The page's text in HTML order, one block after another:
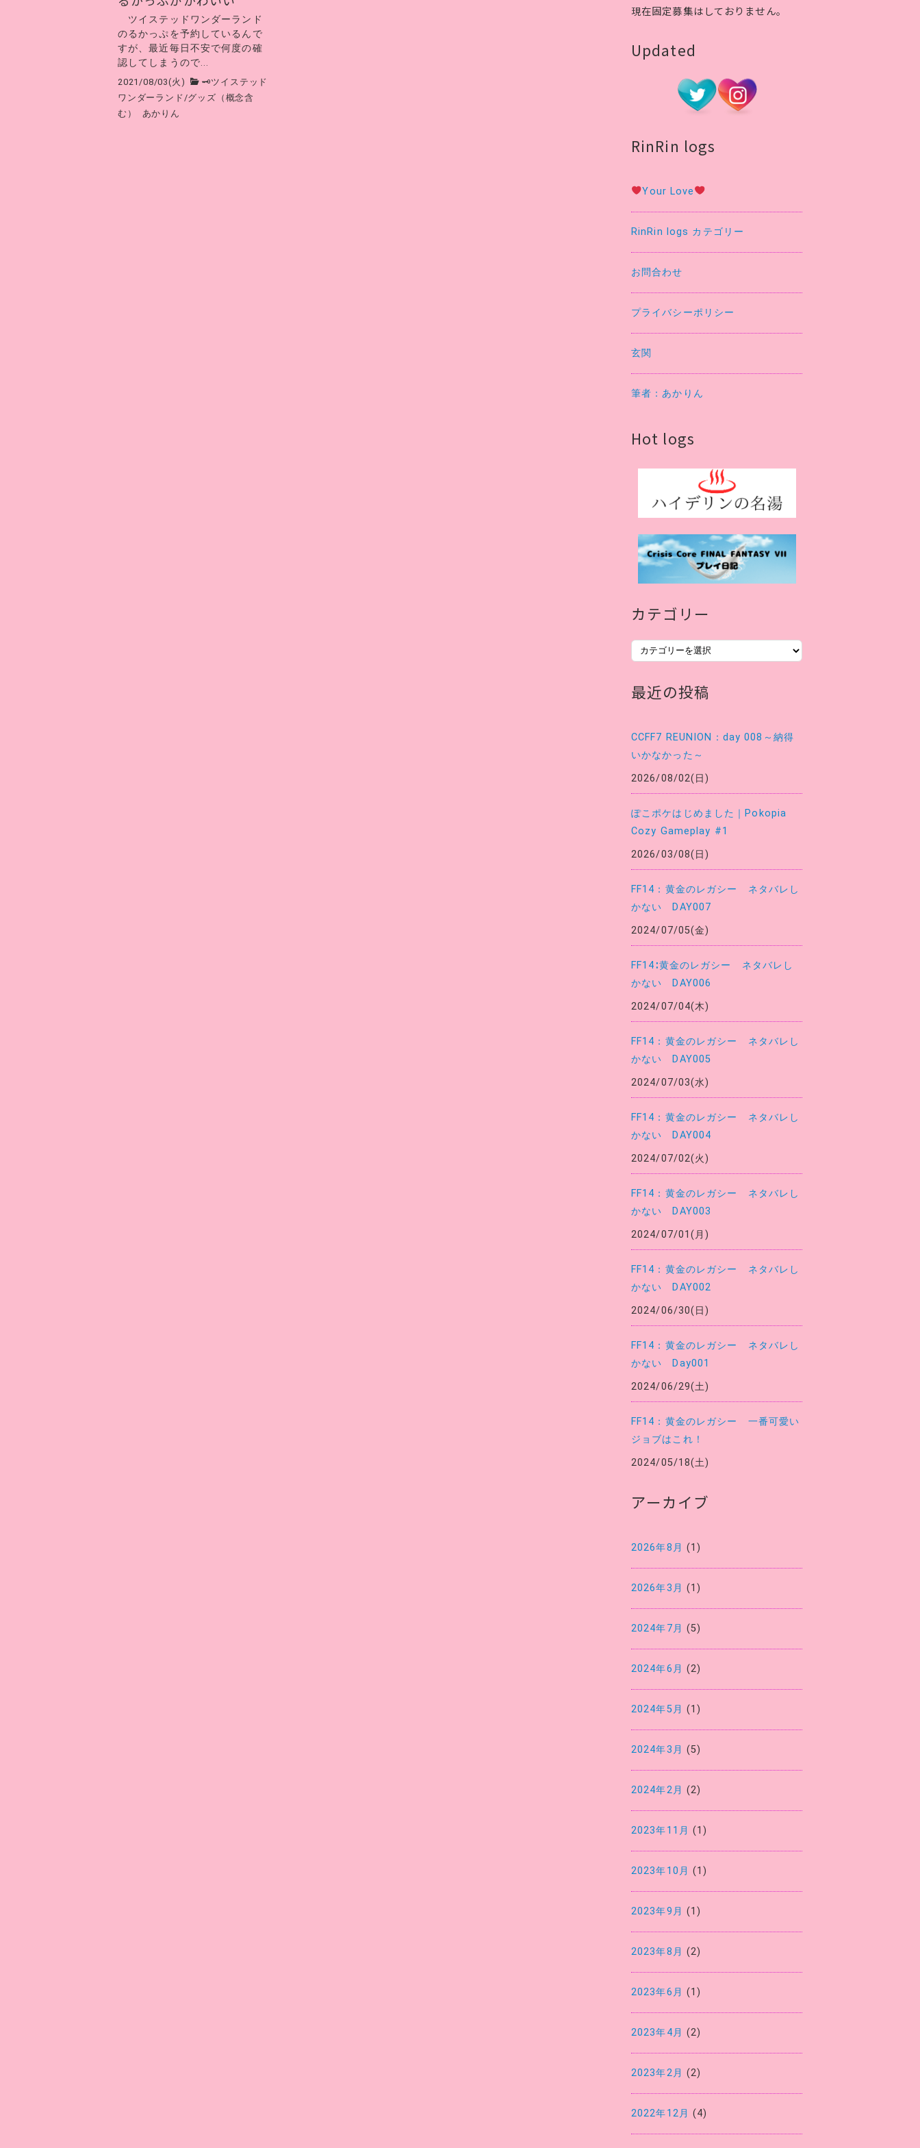
ツイステッドワンダーランド
のるかっぷを予約しているんで
すが、最近毎日不安で何度の確
認してしまうので...
2021/08/03(火)
🗝ツイステッド
ワンダーランド /グッズ（概念含
む）
あかりん
現在固定募集はしておりません。
Updated
RinRin logs
Your Love
RinRin logs カテゴリー
お問合わせ
プライバシーポリシー
玄関
筆者：あかりん
Hot logs
カテゴリー
カ
テ
ゴ
リ
最近の投稿
CCFF7 REUNION：day 008～納得
いかなかった～
2026/08/02(日)
ぽこポケはじめました｜Pokopia
Cozy Gameplay #1
2026/03/08(日)
FF14：黄金のレガシー ネタバレし
かない DAY007
2024/07/05(金)
FF14∶黄金のレガシー ネタバレし
かない DAY006
2024/07/04(木)
FF14：黄金のレガシー ネタバレし
かない DAY005
2024/07/03(水)
FF14：黄金のレガシー ネタバレし
かない DAY004
2024/07/02(火)
FF14：黄金のレガシー ネタバレし
かない DAY003
2024/07/01(月)
FF14：黄金のレガシー ネタバレし
かない DAY002
2024/06/30(日)
FF14：黄金のレガシー ネタバレし
かない Day001
2024/06/29(土)
FF14：黄金のレガシー 一番可愛い
ジョブはこれ！
2024/05/18(土)
アーカイブ
2026年8月 (1)
2026年3月 (1)
2024年7月 (5)
2024年6月 (2)
2024年5月 (1)
2024年3月 (5)
2024年2月 (2)
2023年11月 (1)
2023年10月 (1)
2023年9月 (1)
2023年8月 (2)
2023年6月 (1)
2023年4月 (2)
2023年2月 (2)
2022年12月 (4)